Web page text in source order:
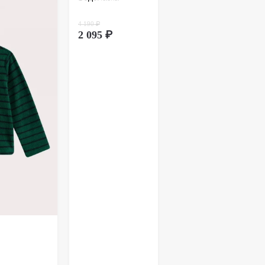
почтой России. Более подробно
4 190 ₽
2 095 ₽